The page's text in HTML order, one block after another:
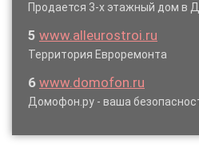
Продается 3-х этажный дом в
5 www.alleurostroi.ru
Территория Евроремонта
6 www.domofon.ru
Домофон.ру - ваша